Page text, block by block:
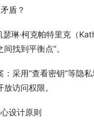
盾？
琳·柯克帕特里克（
找到平衡点”。
采用“查看密钥”等隐
访问权限。
设计原则